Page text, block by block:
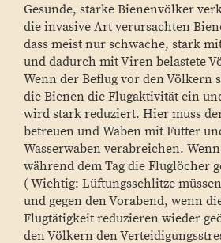
Gesunde, starke Bienenvölker
die invasive Art verursachten
dass meist nur schwache, stark
und dadurch mit Viren belastete
Wenn der Beflug vor den Völkern
die Bienen die Flugaktivität ein
wird stark reduziert. Hier muss
betreuen und Waben mit Futter
Wasserwaben verabreichen.
während dem Tag die Fluglöcher
( Wichtig: Lüftungsschlitze
und gegen den Vorabend, wenn
Flugtätigkeit reduzieren wieder
den Völkern den